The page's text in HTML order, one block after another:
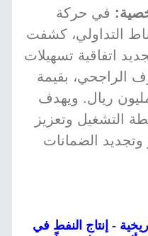
في حركة
التداولي، كشفت
اتفاقية تسهيلات
الراجحي، بقيمة
تصل إلى 11.93 مليون ريال. ويهدف
التشغيل وتعزيز
الضمانات
- إنتاج النفط في